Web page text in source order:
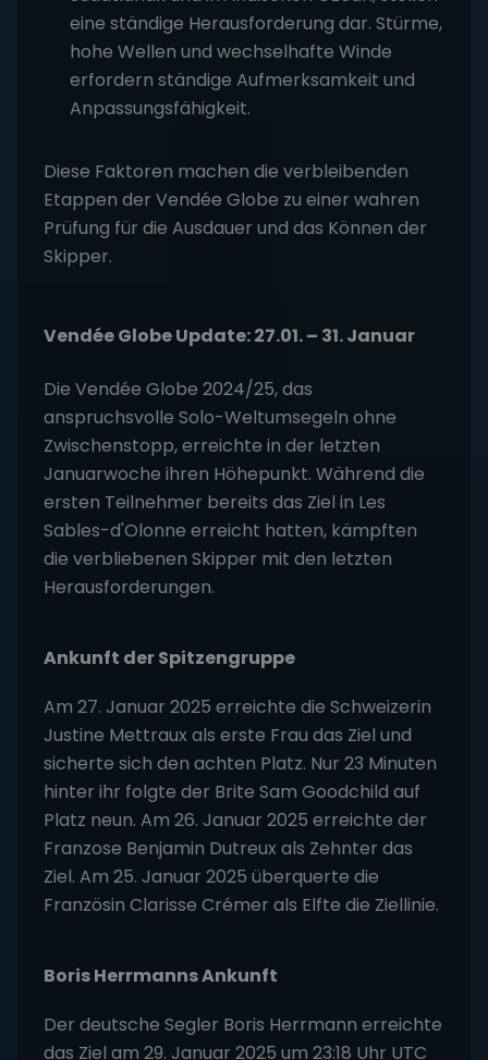
eine ständige Herausforderung dar. Stürme,
hohe Wellen und wechselhafte Winde
erfordern ständige Aufmerksamkeit und
Anpassungsfähigkeit.
Diese Faktoren machen die verbleibenden
Etappen der Vendée Globe zu einer wahren
Prüfung für die Ausdauer und das Können der
Skipper.
Vendée Globe Update: 27.01. – 31. Januar
Die Vendée Globe 2024/25, das
anspruchsvolle Solo-Weltumsegeln ohne
Zwischenstopp, erreichte in der letzten
Januarwoche ihren Höhepunkt. Während die
ersten Teilnehmer bereits das Ziel in Les
Sables-d'Olonne erreicht hatten, kämpften
die verbliebenen Skipper mit den letzten
Herausforderungen.
Ankunft der Spitzengruppe
Am 27. Januar 2025 erreichte die Schweizerin
Justine Mettraux als erste Frau das Ziel und
sicherte sich den achten Platz. Nur 23 Minuten
hinter ihr folgte der Brite Sam Goodchild auf
Platz neun. Am 26. Januar 2025 erreichte der
Franzose Benjamin Dutreux als Zehnter das
Ziel. Am 25. Januar 2025 überquerte die
Französin Clarisse Crémer als Elfte die Ziellinie.
Boris Herrmanns Ankunft
Der deutsche Segler Boris Herrmann erreichte
das Ziel am 29. Januar 2025 um 23:18 Uhr UTC